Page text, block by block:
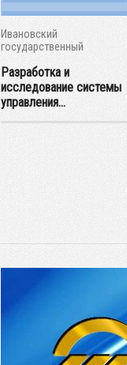
Ивановский
государственный
Разработка и
исследование системы
управления...